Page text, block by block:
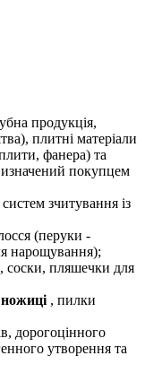
продукція,
плитні матеріали
фанера) та
покупцем
зчитування із
(перуки -
нарощування);
пляшечки для
ножиці , пилки
дорогоцінного
утворення та